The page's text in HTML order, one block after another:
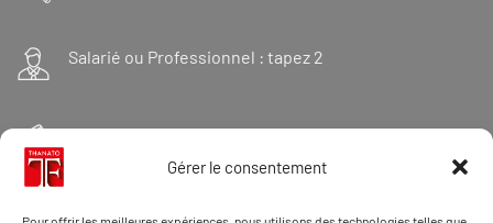
Gérer le consentement
Salarié ou Professionnel : tapez 2
Financeur : tapez 3
Et « 98 » pour une formation Thanatopraxie